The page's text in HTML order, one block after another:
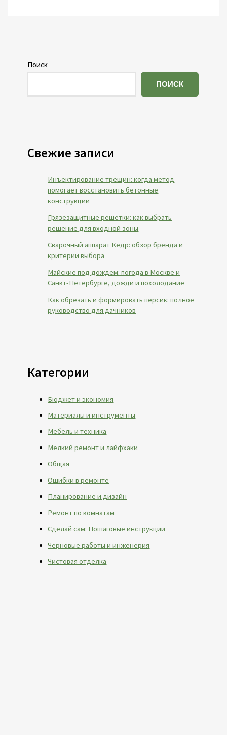
Поиск
ПОИСК
Свежие записи
Инъектирование трещин: когда метод
помогает восстановить бетонные
конструкции
Грязезащитные решетки: как выбрать
решение для входной зоны
Сварочный аппарат Кедр: обзор бренда и
критерии выбора
Майские под дождем: погода в Москве и
Санкт-Петербурге, дожди и похолодание
Как обрезать и формировать персик: полное
руководство для дачников
Категории
Бюджет и экономия
Материалы и инструменты
Мебель и техника
Мелкий ремонт и лайфхаки
Общая
Ошибки в ремонте
Планирование и дизайн
Ремонт по комнатам
Сделай сам: Пошаговые инструкции
Черновые работы и инженерия
Чистовая отделка